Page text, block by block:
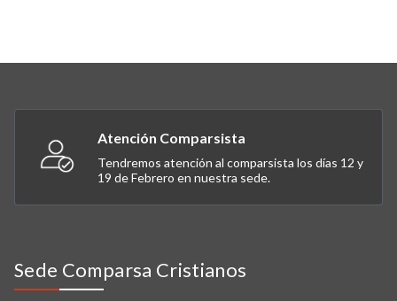
Atención Comparsista
Tendremos atención al comparsista los días 12 y
19 de Febrero en nuestra sede.
Sede Comparsa Cristianos